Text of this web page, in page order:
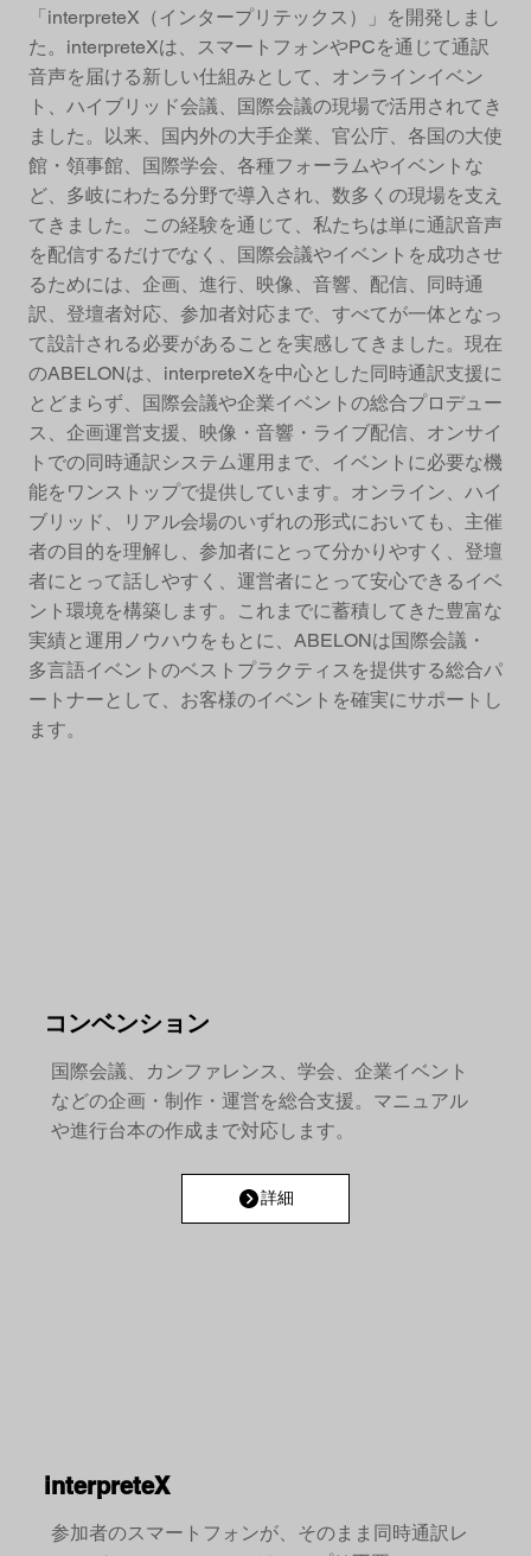
「interpreteX（インタープリテックス）」を開発しまし
た。interpreteXは、スマートフォンやPCを通じて通訳
音声を届ける新しい仕組みとして、オンラインイベン
ト、ハイブリッド会議、国際会議の現場で活用されてき
ました。以来、国内外の大手企業、官公庁、各国の大使
館・領事館、国際学会、各種フォーラムやイベントな
ど、多岐にわたる分野で導入され、数多くの現場を支え
てきました。この経験を通じて、私たちは単に通訳音声
を配信するだけでなく、国際会議やイベントを成功させ
るためには、企画、進行、映像、音響、配信、同時通
訳、登壇者対応、参加者対応まで、すべてが一体となっ
て設計される必要があることを実感してきました。現在
のABELONは、interpreteXを中心とした同時通訳支援に
とどまらず、国際会議や企業イベントの総合プロデュー
ス、企画運営支援、映像・音響・ライブ配信、オンサイ
トでの同時通訳システム運用まで、イベントに必要な機
能をワンストップで提供しています。オンライン、ハイ
ブリッド、リアル会場のいずれの形式においても、主催
者の目的を理解し、参加者にとって分かりやすく、登壇
者にとって話しやすく、運営者にとって安心できるイベ
ント環境を構築します。これまでに蓄積してきた豊富な
実績と運用ノウハウをもとに、ABELONは国際会議・
多言語イベントのベストプラクティスを提供する総合パ
ートナーとして、お客様のイベントを確実にサポートし
ます。
​コンベンション
国際会議、カンファレンス、学会、企業イベント
などの企画・制作・運営を総合支援。マニュアル
や進行台本の作成まで対応します。
詳細
interpreteX
参加者のスマートフォンが、そのまま同時通訳レ